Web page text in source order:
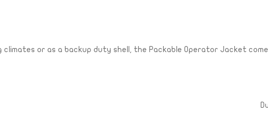
or as a backup duty shell, the Packable Operator Jacket